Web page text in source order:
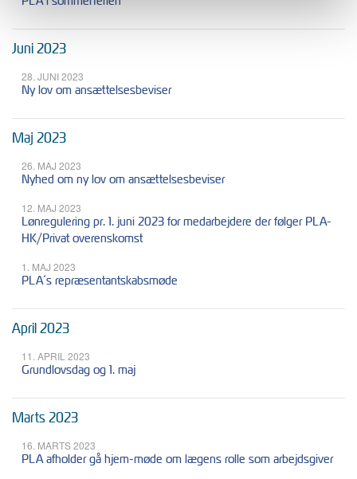
Juni 2023
28. JUNI 2023
Ny lov om ansættelsesbeviser
Maj 2023
26. MAJ 2023
Nyhed om ny lov om ansættelsesbeviser
12. MAJ 2023
Lønregulering pr. 1. juni 2023 for medarbejdere der følger PLA-
HK/Privat overenskomst
1. MAJ 2023
PLA´s repræsentantskabsmøde
April 2023
11. APRIL 2023
Grundlovsdag og 1. maj
Marts 2023
16. MARTS 2023
PLA afholder gå hjem-møde om lægens rolle som arbejdsgiver